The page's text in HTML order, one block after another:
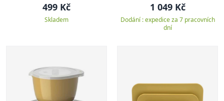
499 Kč
Skladem
1 049 Kč
Dodání : expedice za 7 pracovních
dní